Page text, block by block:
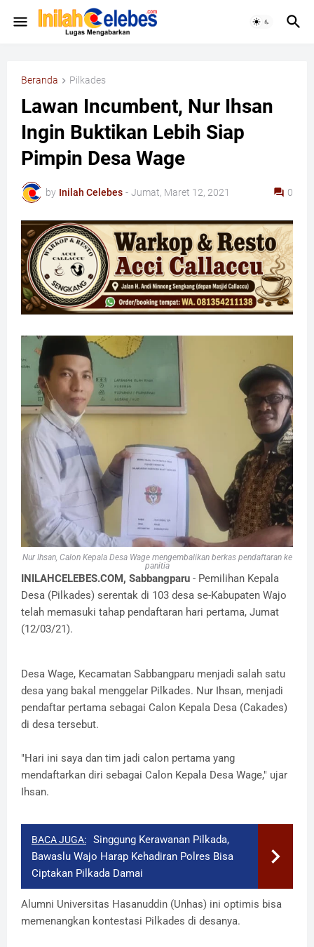
Beranda Pilkades
Lawan Incumbent, Nur Ihsan
Ingin Buktikan Lebih Siap
Pimpin Desa Wage
by Inilah Celebes - Jumat, Maret 12, 2021 0
Nur Ihsan, Calon Kepala Desa Wage mengembalikan berkas pendaftaran ke
panitia
INILAHCELEBES.COM, Sabbangparu - Pemilihan Kepala
Desa (Pilkades) serentak di 103 desa se-Kabupaten Wajo
telah memasuki tahap pendaftaran hari pertama, Jumat
(12/03/21).
Desa Wage, Kecamatan Sabbangparu menjadi salah satu
desa yang bakal menggelar Pilkades. Nur Ihsan, menjadi
pendaftar pertama sebagai Calon Kepala Desa (Cakades)
di desa tersebut.
"Hari ini saya dan tim jadi calon pertama yang
mendaftarkan diri sebagai Calon Kepala Desa Wage," ujar
Ihsan.
BACA JUGA:
Singgung Kerawanan Pilkada,
Bawaslu Wajo Harap Kehadiran Polres Bisa
Ciptakan Pilkada Damai
Alumni Universitas Hasanuddin (Unhas) ini optimis bisa
memenangkan kontestasi Pilkades di desanya.